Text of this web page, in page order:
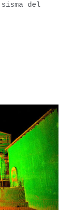
del